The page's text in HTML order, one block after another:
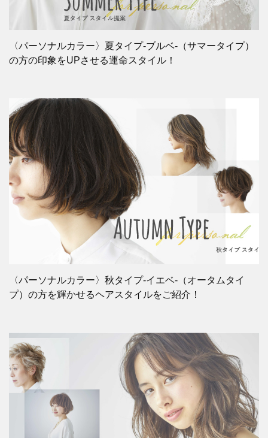
〈パーソナルカラー〉夏タイプ-ブルベ-（サマータイプ）
の方の印象をUPさせる運命スタイル！
〈パーソナルカラー〉秋タイプ-イエベ-（オータムタイ
プ）の方を輝かせるヘアスタイルをご紹介！